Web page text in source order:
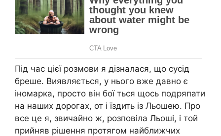
Під час цієї розмови я дізналася, що сусід
бреше. Виявляється, у нього вже давно є
іномарка, просто він бої ться щось подряпати
на наших дорогах, от і їздить із Льошею. Про
все це я, звичайно ж, розповіла Льоші, і той
прийняв рішення протягом найближчих